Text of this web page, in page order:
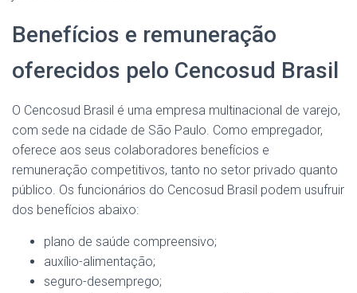
Benefícios e remuneração
oferecidos pelo Cencosud Brasil
O Cencosud Brasil é uma empresa multinacional de varejo,
com sede na cidade de São Paulo. Como empregador,
oferece aos seus colaboradores benefícios e
remuneração competitivos, tanto no setor privado quanto
público. Os funcionários do Cencosud Brasil podem usufruir
dos benefícios abaixo:
plano de saúde compreensivo;
auxílio-alimentação;
seguro-desemprego;